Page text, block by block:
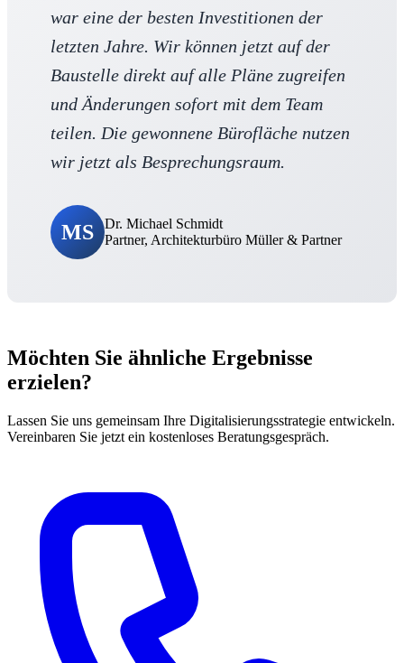
war eine der besten Investitionen der
letzten Jahre. Wir können jetzt auf der
Baustelle direkt auf alle Pläne zugreifen
und Änderungen sofort mit dem Team
teilen. Die gewonnene Bürofläche nutzen
wir jetzt als Besprechungsraum.
MS
Dr. Michael Schmidt
Partner, Architekturbüro Müller & Partner
Möchten Sie ähnliche Ergebnisse
erzielen?
Lassen Sie uns gemeinsam Ihre Digitalisierungsstrategie entwickeln.
Vereinbaren Sie jetzt ein kostenloses Beratungsgespräch.